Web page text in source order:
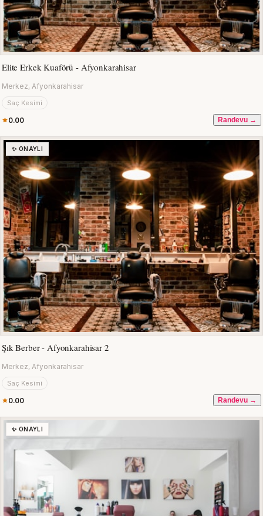
Elite Erkek Kuaförü - Afyonkarahisar
Merkez, Afyonkarahisar
Saç Kesimi
0.00 Randevu →
✨ ONAYLI
Şık Berber - Afyonkarahisar 2
Merkez, Afyonkarahisar
Saç Kesimi
0.00 Randevu →
✨ ONAYLI